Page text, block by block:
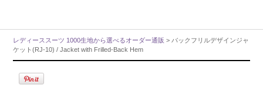
レディーススーツ 1000生地から選べるオーダー通販 > バックフリルデザインジャ
ケット(RJ-10) / Jacket with Frilled-Back Hem